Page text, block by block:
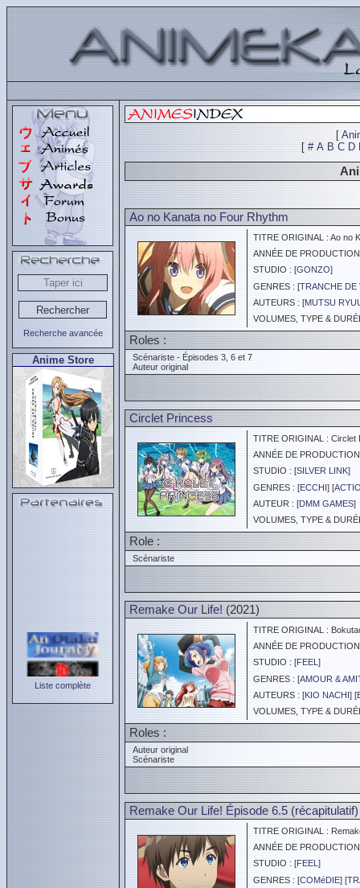
Recherche avancée
Anime Store
Liste complète
[
[ # A B C D
Ao no Kanata no Four Rhythm
TITRE ORIGINAL : Ao no
ANNÉE DE
STUDIO : [GONZO]
GENRES : [TRANCHE DE
AUTEURS : [MUTSU
VOLUMES, TYPE &
Roles :
Scénariste - Épisodes 3, 6 et 7
Auteur original
Circlet Princess
TITRE ORIGINAL : Circlet
ANNÉE DE
STUDIO : [SILVER LINK]
GENRES : [ECCHI] [
AUTEUR : [DMM GAMES]
VOLUMES, TYPE &
Role :
Scénariste
Remake Our Life! (2021)
TITRE ORIGINAL :
ANNÉE DE
STUDIO : [FEEL ]
GENRES : [AMOUR &
AUTEURS : [KIO NACHI] [
VOLUMES, TYPE &
Roles :
Auteur original
Scénariste
Remake Our Life! Épisode 6.5 (récapitulatif)
TITRE ORIGINAL :
ANNÉE DE
STUDIO : [FEEL ]
GENRES : [COMéDIE] [